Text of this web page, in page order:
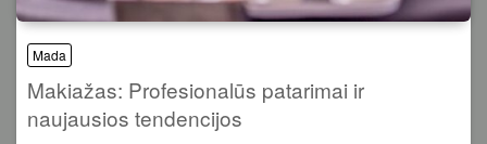
Mada
Makiažas: Profesionalūs patarimai ir
naujausios tendencijos